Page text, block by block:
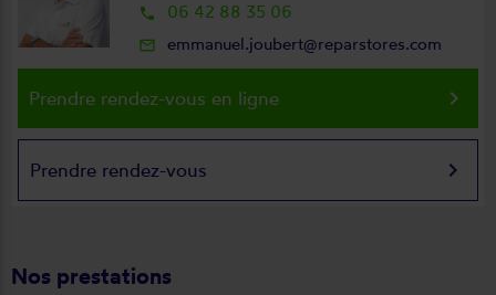
local_phone 06 42 88 35 06
mail_outline emmanuel.joubert@reparstores.com
Prendre rendez-vous en ligne keyboard_arrow_right
Prendre rendez-vous keyboard_arrow_right
Nos prestations